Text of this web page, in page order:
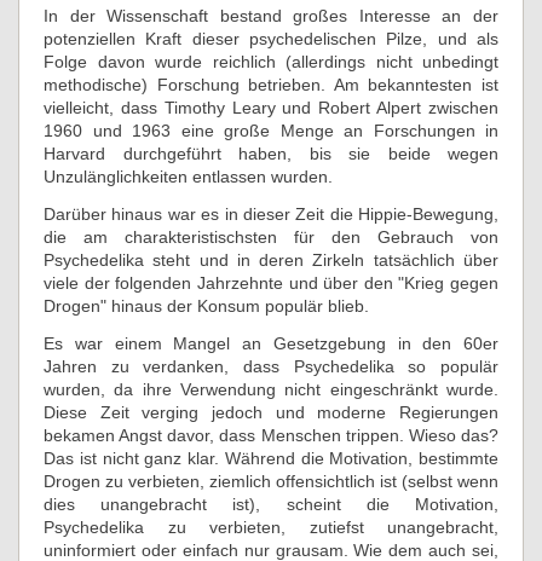
In der Wissenschaft bestand großes Interesse an der
potenziellen Kraft dieser psychedelischen Pilze, und als
Folge davon wurde reichlich (allerdings nicht unbedingt
methodische) Forschung betrieben. Am bekanntesten ist
vielleicht, dass Timothy Leary und Robert Alpert zwischen
1960 und 1963 eine große Menge an Forschungen in
Harvard durchgeführt haben, bis sie beide wegen
Unzulänglichkeiten entlassen wurden.
Darüber hinaus war es in dieser Zeit die Hippie-Bewegung,
die am charakteristischsten für den Gebrauch von
Psychedelika steht und in deren Zirkeln tatsächlich über
viele der folgenden Jahrzehnte und über den "Krieg gegen
Drogen" hinaus der Konsum populär blieb.
Es war einem Mangel an Gesetzgebung in den 60er
Jahren zu verdanken, dass Psychedelika so populär
wurden, da ihre Verwendung nicht eingeschränkt wurde.
Diese Zeit verging jedoch und moderne Regierungen
bekamen Angst davor, dass Menschen trippen. Wieso das?
Das ist nicht ganz klar. Während die Motivation, bestimmte
Drogen zu verbieten, ziemlich offensichtlich ist (selbst wenn
dies unangebracht ist), scheint die Motivation,
Psychedelika zu verbieten, zutiefst unangebracht,
uninformiert oder einfach nur grausam. Wie dem auch sei,